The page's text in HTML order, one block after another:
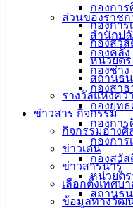
กองการ
กองการ
กองสวัส
หน่วยต
สถานธ
รางวัลแห่งค
ข่าวสาร กิจกรรม
กิจกรรมอ่างศิ
ข่าวเด่น
ข่าวสารน่ารู้
เลือกตั้งเทศบา
ข้อมูลทางวัฒ
ส่วนของราชก
สำนักป
กองคลัง
กองช่าง
กองสา
กองยุท
กองการ
กองการ
กองสวั
หน่วยต
สถานธ
ม.3 ต.เสม็ด
อ.เมือง จ.ชลบุรี
142-100-104
บริการ
ประชาชน
ดาวน์โหลด